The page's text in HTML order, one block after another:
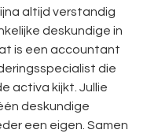
altijd verstandig
deskundige in
is een accountant
die
activa kijkt. Jullie
deskundige
een eigen. Samen